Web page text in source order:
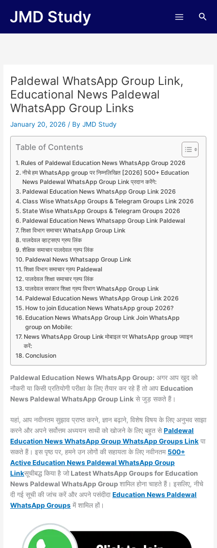
JMD Study
Paldewal WhatsApp Group Link,
Educational News Paldewal
WhatsApp Group Links
January 20, 2026/ ByJMD Study
Table of Contents
Rules of Paldewal Education News WhatsApp Group 2026
नीचे हम WhatsApp group पर निम्नलिखित [2026] 500+ Education
News Paldewal WhatsApp Group Link प्रदान करेंगे:
Paldewal Education News WhatsApp Group Link 2026
Class Wise WhatsApp Groups & Telegram Groups Link 2026
State Wise WhatsApp Groups & Telegram Groups 2026
Paldewal Education News Whatsapp Group Link Paldewal
शिक्षा विभाग समाचार WhatsApp Group Link
पालदेवल व्हाट्सएप ग्रुप लिंक
शैक्षिक समाचार पालदेवल ग्रुप लिंक
Paldewal News Whatsapp Group Link
शिक्षा विभाग समाचार ग्रुप Paldewal
पालदेवल शिक्षा समाचार ग्रुप लिंक
पालदेवल सरकार शिक्षा ग्रुप विभाग WhatsApp Group Link
Paldewal Education News WhatsApp Group Link 2026
How to join Education News WhatsApp group 2026?
Education News WhatsApp Group Link Join WhatsApp
group on Mobile:
News WhatsApp Group Link मोबाइल पर WhatsApp group ज्वाइन
करें:
Conclusion
Paldewal Education News WhatsApp Group: अगर आप खुद को
नौकरी या किसी प्रतियोगी परीक्षा के लिए तैयार कर रहे हैं तो आप Education
News Paldewal WhatsApp Group Link से जुड़ सकते हैं।
यहां, आप नवीनतम सुझाव प्राप्त करने, ज्ञान बढ़ाने, विशेष विषय के लिए अनुभव साझा
करने और अपने सर्वोत्तम अध्ययन साथी को खोजने के लिए बहुत सेPaldewal
Education News WhatsApp Group WhatsApp GroupsLink पा
सकते हैं। इस पृष्ठ पर, हमने उन लोगों की सहायता के लिए नवीनतम 500+
Active Education News Paldewal WhatsApp Group
Linkसूचीबद्ध किया है जो Latest WhatsApp Groups for Education
News Paldewal WhatsApp Groupशामिल होना चाहते हैं। इसलिए, नीचे
दी गई सूची की जांच करें और अपने पसंदीदाEducation News Paldewal
WhatsAppGroups में शामिल हों।